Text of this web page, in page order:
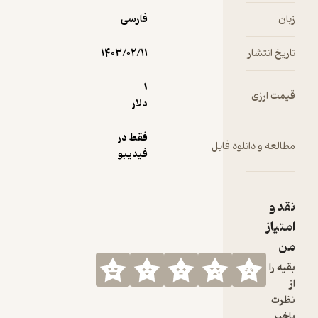
او هم …
زبان فارسی
تاریخ انتشار ۱۴۰۳/۰۲/۱۱
قیمت ارزی
دلار
مطالعه و دانلود فایل
فقط در
فیدیبو
نقد و
امتیاز
من
بقیه را
نظرت